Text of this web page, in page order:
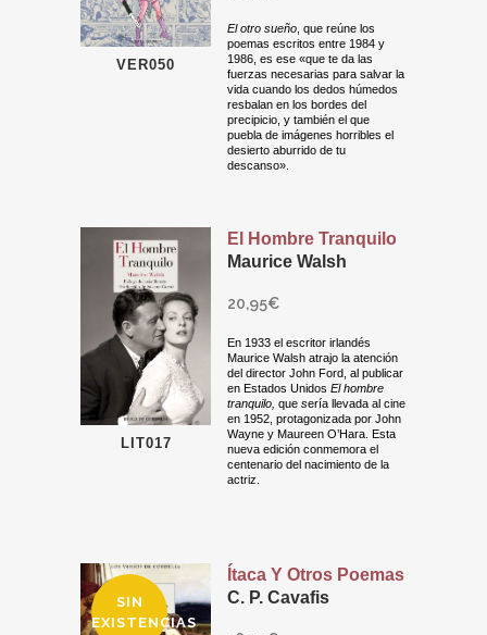
VER050
El otro sueño, que reúne los
poemas escritos entre 1984 y
1986, es ese «que te da las
fuerzas necesarias para salvar la
vida cuando los dedos húmedos
resbalan en los bordes del
precipicio, y también el que
puebla de imágenes horribles el
desierto aburrido de tu
descanso».
LIT017
El Hombre Tranquilo
Maurice Walsh
20,95€
En 1933 el escritor irlandés
Maurice Walsh atrajo la atención
del director John Ford, al publicar
en Estados Unidos El hombre
tranquilo, que sería llevada al cine
en 1952, protagonizada por John
Wayne y Maureen O’Hara. Esta
nueva edición conmemora el
centenario del nacimiento de la
actriz.
SIN
EXISTENCIAS
Ítaca Y Otros Poemas
C. P. Cavafis